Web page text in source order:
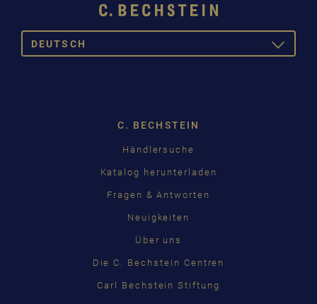
DEUTSCH
TOGGLE
C. BECHSTEIN
Händlersuche
Katalog herunterladen
Fragen & Antworten
Neuigkeiten
Über uns
Die C. Bechstein Centren
Carl Bechstein Stiftung